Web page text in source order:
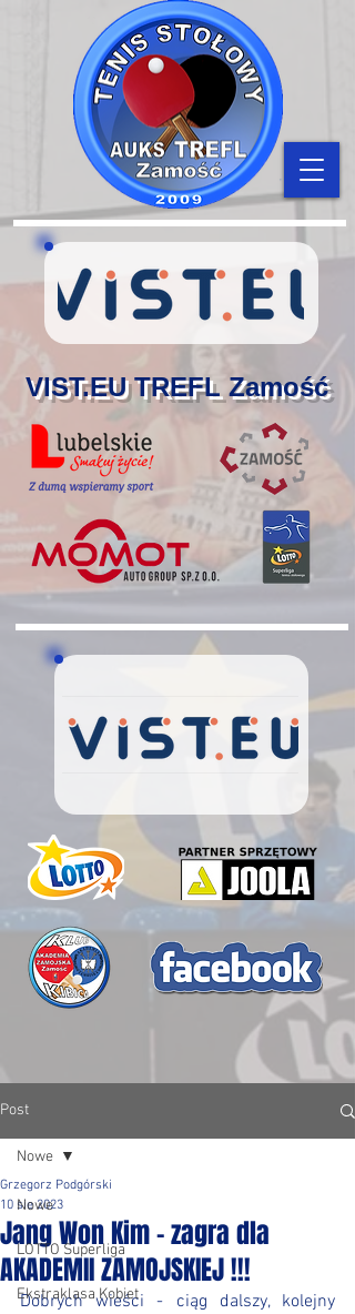
VIST.EU TREFL Zamość
Post
Nowe
LOTTO Superliga
Ekstraklasa Kobiet
Nowe
Jang Won Kim - zagra dla
AKADEMII ZAMOJSKIEJ !!!
Grzegorz Podgórski
10 sie 2023
Dobrych wieści - ciąg dalszy, kolejny